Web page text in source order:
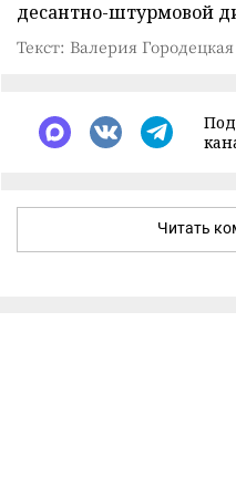
десантно-штурмовой
Текст: Валерия Городецкая
Читать